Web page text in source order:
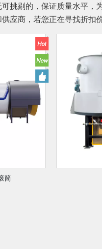
挑剔的，保证质量水平，
应商，若您正在寻找折扣
筒